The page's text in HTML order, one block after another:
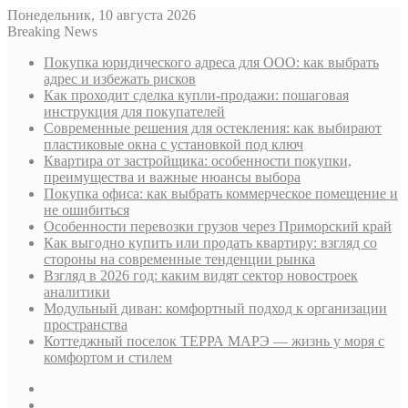
Понедельник, 10 августа 2026
Breaking News
Покупка юридического адреса для ООО: как выбрать
адрес и избежать рисков
Как проходит сделка купли-продажи: пошаговая
инструкция для покупателей
Современные решения для остекления: как выбирают
пластиковые окна с установкой под ключ
Квартира от застройщика: особенности покупки,
преимущества и важные нюансы выбора
Покупка офиса: как выбрать коммерческое помещение и
не ошибиться
Особенности перевозки грузов через Приморский край
Как выгодно купить или продать квартиру: взгляд со
стороны на современные тенденции рынка
Взгляд в 2026 год: каким видят сектор новостроек
аналитики
Модульный диван: комфортный подход к организации
пространства
Коттеджный поселок ТЕРРА МАРЭ — жизнь у моря с
комфортом и стилем